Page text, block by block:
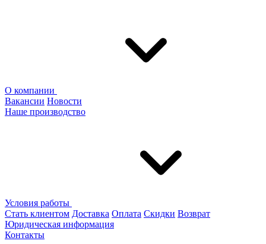
О компании
Вакансии Новости
Наше производство
Условия работы
Стать клиентом Доставка Оплата Скидки Возврат
Юридическая информация
Контакты